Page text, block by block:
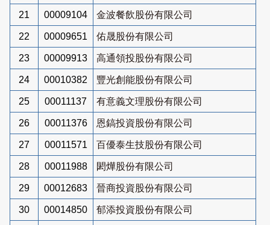
21 00009104 金波餐飲股份有限公司
22 00009651 佑晟股份有限公司
23 00009913 高通領投股份有限公司
24 00010382 豐光創能股份有限公司
25 00011137 有意義文理股份有限公司
26 00011376 恩鎬投資股份有限公司
27 00011571 百優泰生技股份有限公司
28 00011988 閎燁股份有限公司
29 00012683 晉商投資股份有限公司
30 00014850 郁添投資股份有限公司